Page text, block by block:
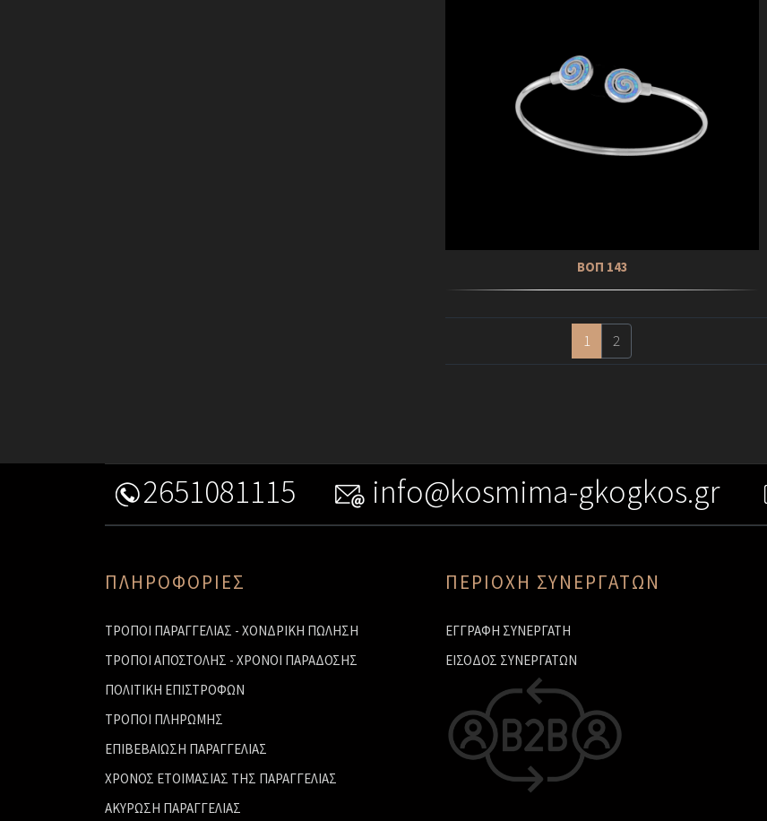
ΒΟΠ 143
1 2
2651081115 info@kosmima-gkogkos.gr
ΠΛΗΡΟΦΟΡΙΕΣ
ΤΡΟΠΟΙ ΠΑΡΑΓΓΕΛΙΑΣ - ΧΟΝΔΡΙΚΗ ΠΩΛΗΣΗ
ΤΡΟΠΟΙ ΑΠΟΣΤΟΛΗΣ - ΧΡΟΝΟΙ ΠΑΡΑΔΟΣΗΣ
ΠΟΛΙΤΙΚΗ ΕΠΙΣΤΡΟΦΩΝ
ΤΡΟΠΟΙ ΠΛΗΡΩΜΗΣ
ΕΠΙΒΕΒΑΙΩΣΗ ΠΑΡΑΓΓΕΛΙΑΣ
ΧΡΟΝΟΣ ΕΤΟΙΜΑΣΙΑΣ ΤΗΣ ΠΑΡΑΓΓΕΛΙΑΣ
ΑΚΥΡΩΣΗ ΠΑΡΑΓΓΕΛΙΑΣ
ΠΕΡΙΟΧΗ ΣΥΝΕΡΓΑΤΩΝ
ΕΓΓΡΑΦΗ ΣΥΝΕΡΓΑΤΗ
ΕΙΣΟΔΟΣ ΣΥΝΕΡΓΑΤΩΝ